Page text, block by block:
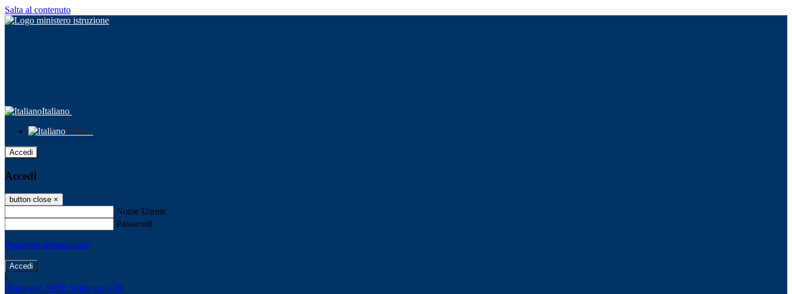
Salta al contenuto
Italiano
Italiano
Accedi
Accedi
button close ×
Nome Utente
Password
Password dimenticata?
-
Entra con SPID Entra con CIE